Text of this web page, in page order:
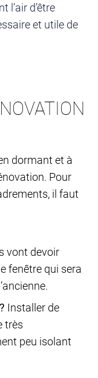
l’air d’être
et utile de
dormant et à
Pour
il faut
vont devoir
fenêtre qui sera
Installer de
très
peu isolant